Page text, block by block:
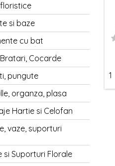
si baze
cu bat
Cocarde
pungute
organza, plasa
Hartie si Celofan
vaze, suporturi
si Suporturi Florale